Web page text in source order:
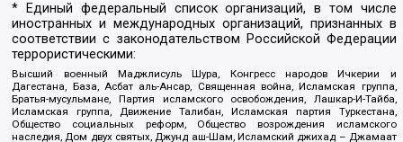
* Единый федеральный список организаций, в том числе
иностранных и международных организаций, признанных в
соответствии с законодательством Российской Федерации
террористическими:
Высший военный Маджлисуль Шура, Конгресс народов Ичкерии и
Дагестана, База, Асбат аль-Ансар, Священная война, Исламская группа,
Братья-мусульмане, Партия исламского освобождения, Лашкар-И-Тайба,
Исламская группа, Движение Талибан, Исламская партия Туркестана,
Общество социальных реформ, Общество возрождения исламского
наследия, Дом двух святых, Джунд аш-Шам, Исламский джихад – Джамаат